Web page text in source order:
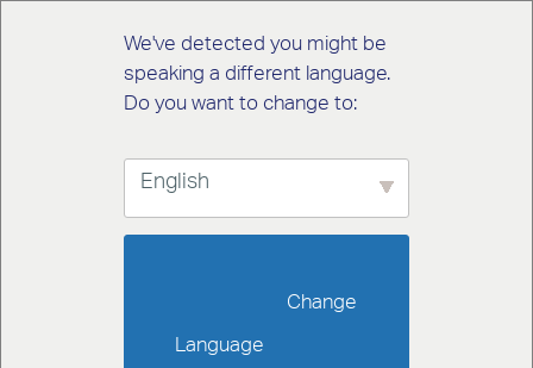
We've detected you might be
speaking a different language.
Do you want to change to:
English
Language